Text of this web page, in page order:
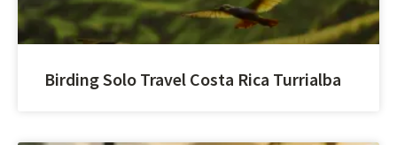
Birding Solo Travel Costa Rica Turrialba